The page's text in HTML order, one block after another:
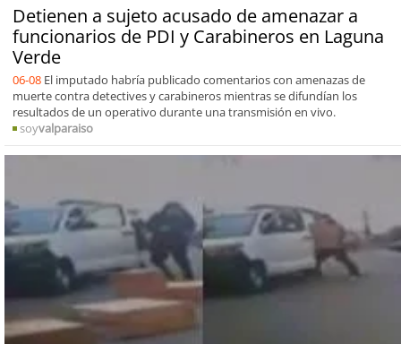
Detienen a sujeto acusado de amenazar a
funcionarios de PDI y Carabineros en Laguna
Verde
06-08 El imputado habría publicado comentarios con amenazas de
muerte contra detectives y carabineros mientras se difundían los
resultados de un operativo durante una transmisión en vivo.
soyvalparaiso